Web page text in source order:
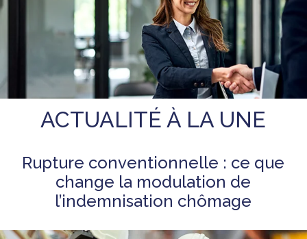
ACTUALITÉ À LA UNE
Rupture conventionnelle : ce que
change la modulation de
l’indemnisation chômage